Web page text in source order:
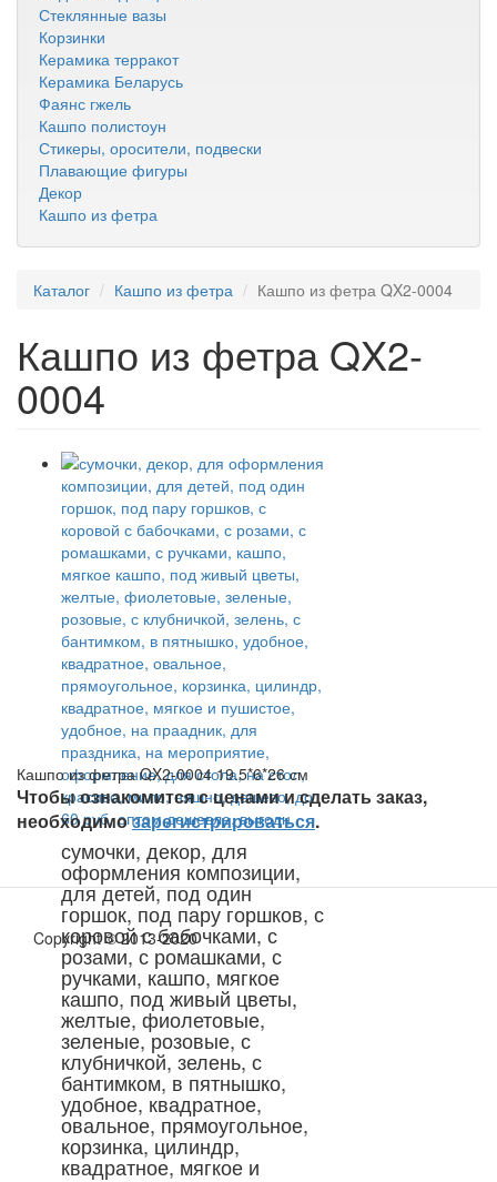
Стеклянные вазы
Корзинки
Керамика терракот
Керамика Беларусь
Фаянс гжель
Кашпо полистоун
Стикеры, оросители, подвески
Плавающие фигуры
Декор
Кашпо из фетра
Каталог Кашпо из фетра Кашпо из фетра QX2-0004
Кашпо из фетра QX2-
0004
сумочки, декор, для
оформления композиции,
для детей, под один
горшок, под пару горшков, с
коровой с бабочками, с
розами, с ромашками, с
ручками, кашпо, мягкое
кашпо, под живый цветы,
желтые, фиолетовые,
зеленые, розовые, с
клубничкой, зелень, с
бантимком, в пятнышко,
удобное, квадратное,
овальное, прямоугольное,
корзинка, цилиндр,
квадратное, мягкое и
Кашпо из фетра QX2-0004 19.5*6*26 см
Чтобы ознакомится с ценами и сделать заказ,
необходимозарегистрироваться.
Copyright © 2013-2020